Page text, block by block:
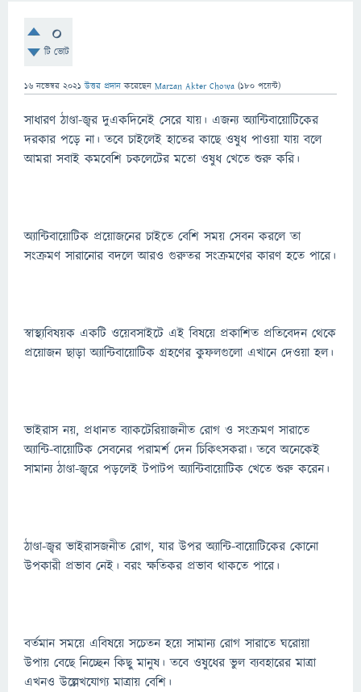
0
টি ভোট
16 নভেম্বর 2021 উত্তর প্রদান করেছেন Marzan Akter Chowa (180 পয়েন্ট)
সাধারণ ঠাণ্ডা-জ্বর দুএকদিনেই সেরে যায়। এজন্য অ্যান্টিবায়োটিকের
দরকার পড়ে না। তবে চাইলেই হাতের কাছে ওষুধ পাওয়া যায় বলে
আমরা সবাই কমবেশি চকলেটের মতো ওষুধ খেতে শুরু করি।
অ্যান্টিবায়োটিক প্রয়োজনের চাইতে বেশি সময় সেবন করলে তা
সংক্রমণ সারানোর বদলে আরও গুরুতর সংক্রমণের কারণ হতে পারে।
স্বাস্থ্যবিষয়ক একটি ওয়েবসাইটে এই বিষয়ে প্রকাশিত প্রতিবেদন থেকে
প্রয়োজন ছাড়া অ্যান্টিবায়োটিক গ্রহণের কুফলগুলো এখানে দেওয়া হল।
ভাইরাস নয়, প্রধানত ব্যাকটেরিয়াজনীত রোগ ও সংক্রমণ সারাতে
অ্যান্টি-বায়োটিক সেবনের পরামর্শ দেন চিকিৎসকরা। তবে অনেকেই
সামান্য ঠাণ্ডা-জ্বরে পড়লেই টপাটপ অ্যান্টিবায়োটিক খেতে শুরু করেন।
ঠাণ্ডা-জ্বর ভাইরাসজনীত রোগ, যার উপর অ্যান্টি-বায়োটিকের কোনো
উপকারী প্রভাব নেই। বরং ক্ষতিকর প্রভাব থাকতে পারে।
বর্তমান সময়ে এবিষয়ে সচেতন হয়ে সামান্য রোগ সারাতে ঘরোয়া
উপায় বেছে নিচ্ছেন কিছু মানুষ। তবে ওষুধের ভুল ব্যবহারের মাত্রা
এখনও উল্লেখযোগ্য মাত্রায় বেশি।